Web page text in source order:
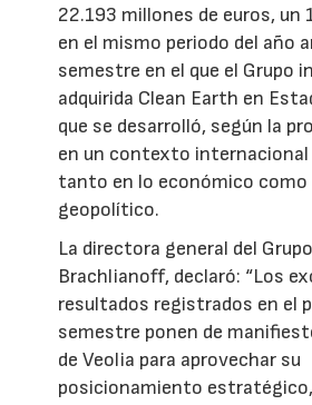
22.193 millones de euros, un
en el mismo periodo del año
semestre en el que el Grupo
adquirida Clean Earth en
que se desarrolló, según la
en un contexto internacional
tanto en lo económico como
geopolítico.
La directora general del
Brachlianoff, declaró: “Los
resultados registrados en el
semestre ponen de
de Veolia para aprovechar su
posicionamiento